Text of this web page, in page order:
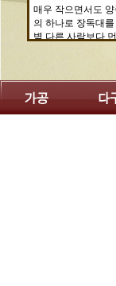
매우 작으면서도
의 하나로 장독대
벽 다른 사람보다
그 위에 올린 뒤